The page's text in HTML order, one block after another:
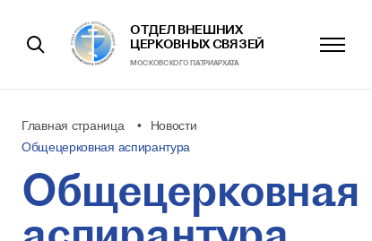
ОТДЕЛ ВНЕШНИХ
ЦЕРКОВНЫХ СВЯЗЕЙ
МОСКОВСКОГО ПАТРИАРХАТА
Главная страница
Новости
Общецерковная аспирантура
Общецерковная